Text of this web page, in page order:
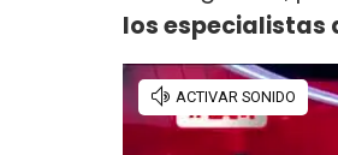
los especialistas